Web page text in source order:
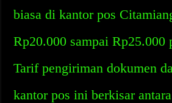
biasa di kantor pos
Rp20.000 sampai Rp25.000
Tarif pengiriman dokumen
kantor pos ini berkisar